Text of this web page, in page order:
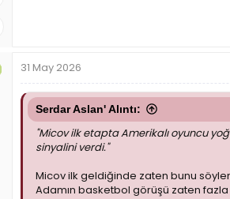
31 May 2026
Serdar Aslan' Alıntı:
"Micov ilk etapta Amerikalı oyuncu
sinyalini verdi."
Micov ilk geldiğinde zaten bunu
Adamın basketbol görüşü zaten